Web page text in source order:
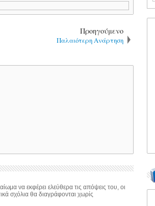
Προηγούμενο
Παλαιότερη Ανάρτηση
να εκφέρει ελεύθερα τις απόψεις του, οι
σχόλια θα διαγράφονται χωρίς